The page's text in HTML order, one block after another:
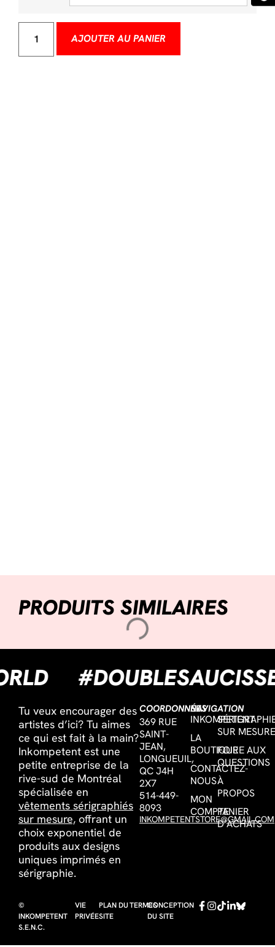
AJOUTER AU PANIER
PRODUITS SIMILAIRES
Tu veux encourager des
artistes d’ici? Tu aimes
ce qui est fait à la main?
Inkompetent est une
petite entreprise de la
rive-sud de Montréal
spécialisée en
vêtements sérigraphiés
sur mesure, offrant un
choix exponentiel de
produits aux designs
uniques imprimés en
sérigraphie.
COORDONNÉES
369 RUE
SAINT-
JEAN,
LONGUEUIL,
QC J4H
2X7
514-449-
8093
INKOMPETENTSTORE@GMAIL.COM
NAVIGATION
INKOMPETENT
LA
BOUTIQUE
CONTACTEZ-
NOUS
MON
COMPTE
SUR
FOIRE AUX
QUESTIONS
À
PROPOS
PANIER
D’ACHATS
©
INKOMPETENT
S.E.N.C.
VIE
PRIVÉE
PLAN DU
SITE
TERMESCONCEPTION
DU SITE